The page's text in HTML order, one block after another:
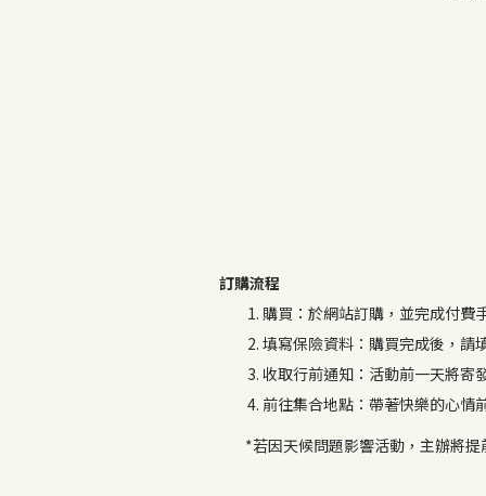
訂購流程
購買：於網站訂購，並完成付費
填寫保險資料：購買完成後，請
收取行前通知：活動前一天將寄
前往集合地點：帶著快樂的心情
*若因天候問題影響活動，主辦將提